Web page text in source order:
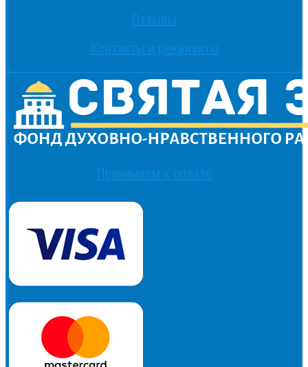
Отзывы
Контакты и реквизиты
Принимаем к оплате